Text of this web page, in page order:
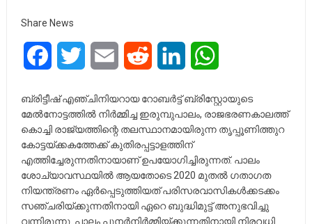
Share News
FacebookTwitter Email Reddit LinkedIn
ബ്രിട്ടീഷ് എഞ്ചിനിയറായ റോബർട്ട് ബ്രിസ്റ്റോയുടെ
മേൽനോട്ടത്തിൽ നിർമ്മിച്ച ഇരുമ്പുപാലം, രാജഭരണകാലത്ത്
കൊച്ചി രാജ്യത്തിന്റെ തലസ്ഥാനമായിരുന്ന തൃപ്പൂണിത്തുറ
കോട്ടയ്ക്കകത്തേക്ക് കുതിരപ്പട്ടാളത്തിന്
എത്തിച്ചേരുന്നതിനായാണ് ഉപയോഗിച്ചിരുന്നത്. പാലം
ശോച്യാവസ്ഥയിൽ ആയതോടെ 2020 മുതൽ ഗതാഗത
നിയന്ത്രണം ഏർപ്പെടുത്തിയത് പരിസരവാസികൾക്കടക്കം
സഞ്ചരിയ്ക്കുന്നതിനായി ഏറെ ബുദ്ധിമുട്ട് അനുഭവിച്ചു
വന്നിരുന്നു..പാലം പുനർനിർമ്മിയ്ക്കുന്നതിനായി നിരവധി